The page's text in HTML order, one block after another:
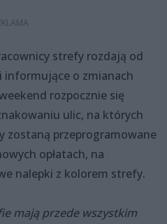
strefy rozdają od
o zmianach
rozpocznie się
ulic, na których
zostaną przeprogramowane
opłatach, na
nalepki z kolorem strefy.
mają przede wszystkim